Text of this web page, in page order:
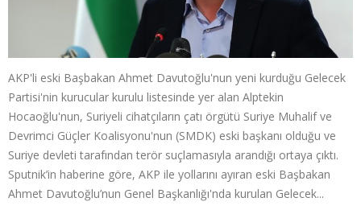
AKP'li eski Başbakan Ahmet Davutoğlu'nun yeni kurduğu Gelecek
Partisi'nin kurucular kurulu listesinde yer alan Alptekin
Hocaoğlu'nun, Suriyeli cihatçıların çatı örgütü Suriye Muhalif ve
Devrimci Güçler Koalisyonu'nun (SMDK) eski başkanı olduğu ve
Suriye devleti tarafından terör suçlamasıyla arandığı ortaya çıktı.
Sputnik’in haberine göre, AKP ile yollarını ayıran eski Başbakan
Ahmet Davutoğlu’nun Genel Başkanlığı'nda kurulan Gelecek...